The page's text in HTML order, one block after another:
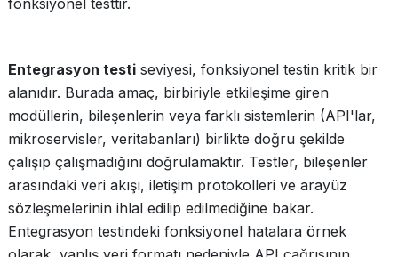
fonksiyonel testtir.
Entegrasyon testi seviyesi, fonksiyonel testin kritik bir
alanıdır. Burada amaç, birbiriyle etkileşime giren
modüllerin, bileşenlerin veya farklı sistemlerin (API'lar,
mikroservisler, veritabanları) birlikte doğru şekilde
çalışıp çalışmadığını doğrulamaktır. Testler, bileşenler
arasındaki veri akışı, iletişim protokolleri ve arayüz
sözleşmelerinin ihlal edilip edilmediğine bakar.
Entegrasyon testindeki fonksiyonel hatalara örnek